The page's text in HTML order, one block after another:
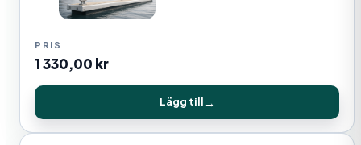
1 330,00 kr
Lägg till